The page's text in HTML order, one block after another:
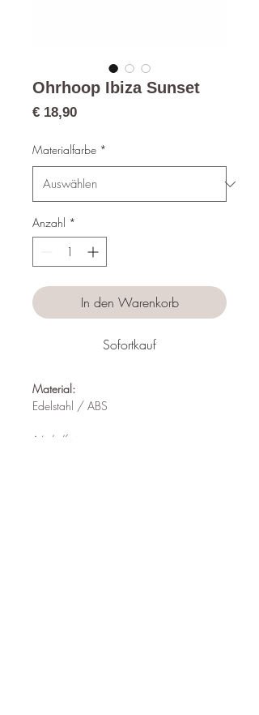
Ohrhoop Ibiza Sunset
€ 18,90Preis
Materialfarbe *
Anzahl *
In den Warenkorb
Sofortkauf
Material:
Edelstahl / ABS
Nickelfrei